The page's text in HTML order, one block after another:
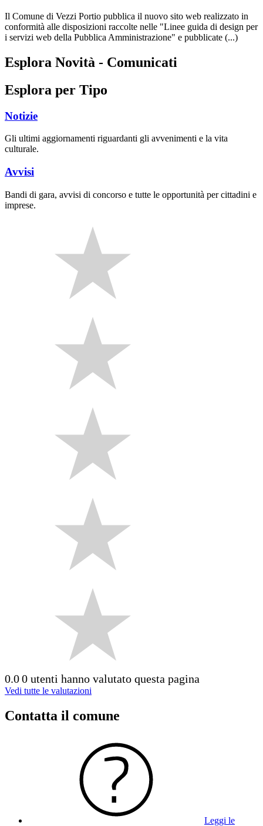
Il Comune di Vezzi Portio pubblica il nuovo sito web realizzato in
conformità alle disposizioni raccolte nelle "Linee guida di design per
i servizi web della Pubblica Amministrazione" e pubblicate (...)
Esplora Novità - Comunicati
Esplora per Tipo
Notizie
Gli ultimi aggiornamenti riguardanti gli avvenimenti e la vita
culturale.
Avvisi
Bandi di gara, avvisi di concorso e tutte le opportunità per cittadini e
imprese.
0.00 utenti hanno valutato questa pagina
Vedi tutte le valutazioni
Contatta il comune
Leggi le